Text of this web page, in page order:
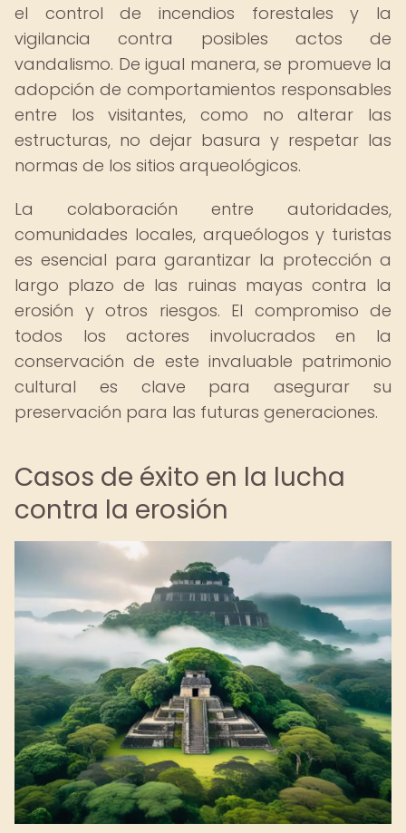
el control de incendios forestales y la
vigilancia contra posibles actos de
vandalismo. De igual manera, se promueve la
adopción de comportamientos responsables
entre los visitantes, como no alterar las
estructuras, no dejar basura y respetar las
normas de los sitios arqueológicos.
La colaboración entre autoridades,
comunidades locales, arqueólogos y turistas
es esencial para garantizar la protección a
largo plazo de las ruinas mayas contra la
erosión y otros riesgos. El compromiso de
todos los actores involucrados en la
conservación de este invaluable patrimonio
cultural es clave para asegurar su
preservación para las futuras generaciones.
Casos de éxito en la lucha
contra la erosión